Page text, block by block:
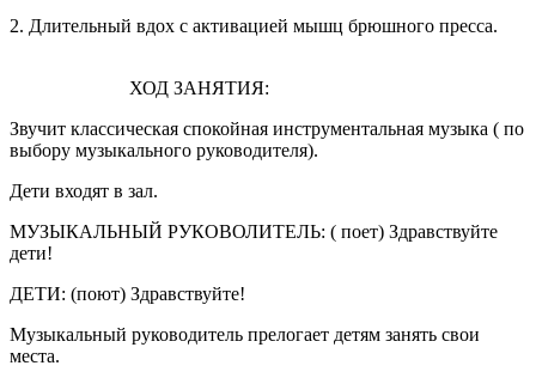
2. Длительный вдох с активацией мышц брюшного пресса.
ХОД ЗАНЯТИЯ:
Звучит классическая спокойная инструментальная музыка ( по
выбору музыкального руководителя).
Дети входят в зал.
МУЗЫКАЛЬНЫЙ РУКОВОЛИТЕЛЬ: ( поет) Здравствуйте
дети!
ДЕТИ: (поют) Здравствуйте!
Музыкальный руководитель прелогает детям занять свои
места.